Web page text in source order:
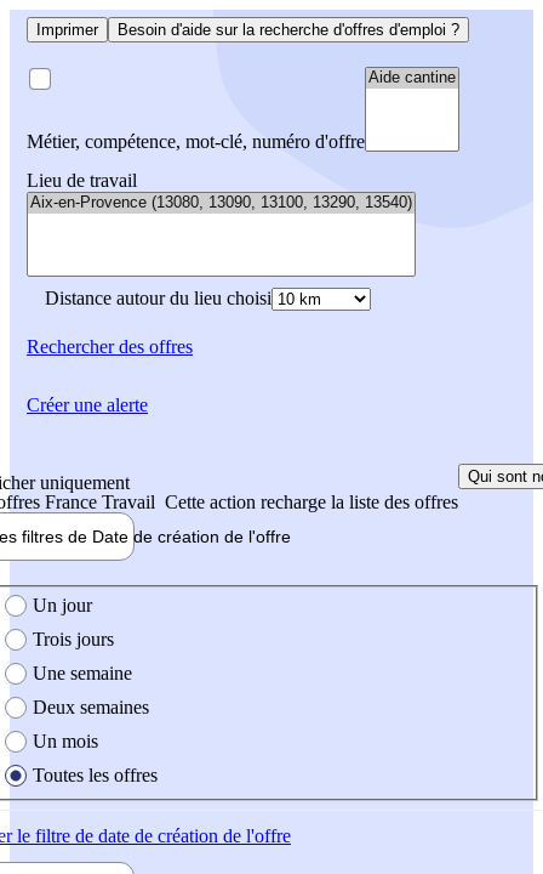
Imprimer Besoin d'aide sur la recherche d'offres d'emploi ?
Métier, compétence, mot-clé, numéro d'offre
Lieu de travail
Distance autour du lieu choisi
Rechercherdes offres
uniquement
France Travail Cette action recharge la liste des offres
Qui sont
filtres de Date de création de l'offre
création de l'offre
Un jour
Trois jours
Une semaine
Deux semaines
Un mois
Toutes les offres
le filtre de date de création de l'offre
Créer une alerte